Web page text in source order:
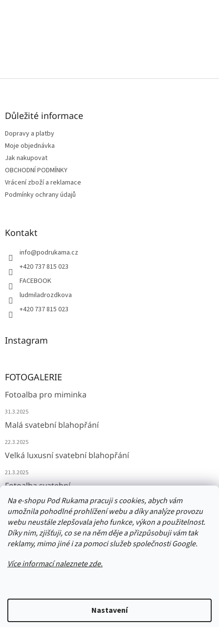
Na e-shopu Pod Rukama pracuji s cookies, abych vám
umožnila pohodlné prohlížení webu a díky analýze provozu
webu neustále zlepšovala jeho funkce, výkon a použitelnost.
Díky nim, zjišťuji, co se na něm děje a přizpůsobuji vám tak
reklamy, mimo jiné i za pomoci služeb společnosti Google.
Více informací naleznete zde.
Nastavení
Upozornění: Balíčky jsou odesílány odpoledne následující den po
Z
Důležité informace
Dopravy a platby
Moje objednávka
Jak nakupovat
OBCHODNÍ PODMÍNKY
Vrácení zboží a reklamace
Podmínky ochrany údajů
Kontakt
info@podrukama.cz
+420 737 815 023
FACEBOOK
ludmiladrozdkova
+420 737 815 023
Instagram
FOTOGALERIE
Fotoalba pro miminka
31.3.2025
Malá svatební blahopřání
22.3.2025
Velká luxusní svatební blahopřání
21.3.2025
Fotoalba svatební
11.3.2025
Přijímáme online platby